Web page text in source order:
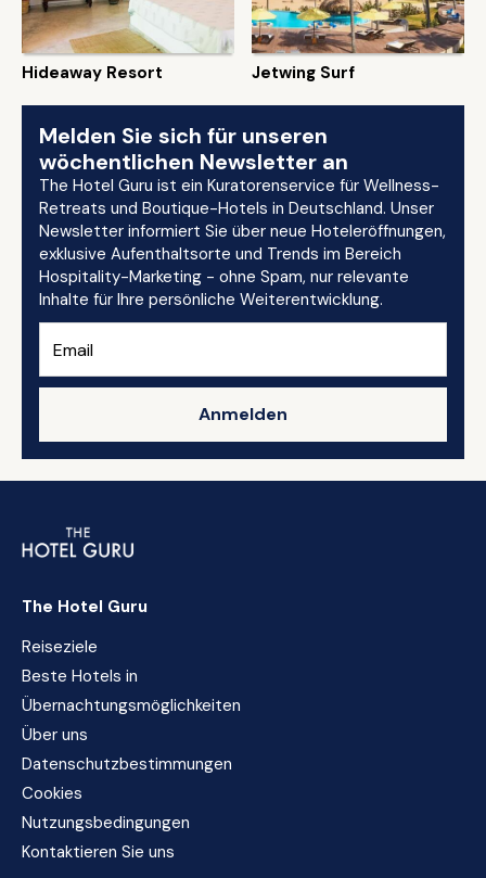
Hideaway Resort Jetwing Surf
Melden Sie sich für unseren
wöchentlichen Newsletter an
The Hotel Guru ist ein Kuratorenservice für Wellness-
Retreats und Boutique-Hotels in Deutschland. Unser
Newsletter informiert Sie über neue Hoteleröffnungen,
exklusive Aufenthaltsorte und Trends im Bereich
Hospitality-Marketing - ohne Spam, nur relevante
Inhalte für Ihre persönliche Weiterentwicklung.
Anmelden
The Hotel Guru
Reiseziele
Beste Hotels in
Übernachtungsmöglichkeiten
Über uns
Datenschutzbestimmungen
Cookies
Nutzungsbedingungen
Kontaktieren Sie uns